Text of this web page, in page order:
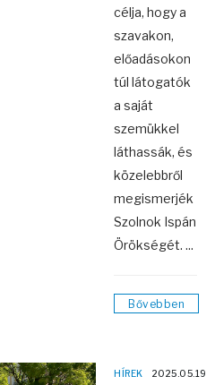
célja, hogy a
szavakon,
előadásokon
túl látogatók
a saját
szemükkel
láthassák, és
közelebbről
megismerjék
Szolnok Ispán
Örökségét. ...
Bővebben
HÍREK 2025.05.19